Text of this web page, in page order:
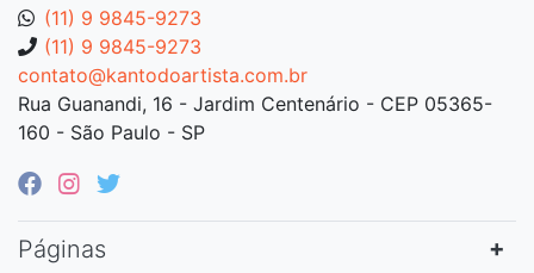
(11) 9 9845-9273
(11) 9 9845-9273
contato@kantodoartista.com.br
Rua Guanandi, 16 - Jardim Centenário - CEP 05365-
160 - São Paulo - SP
Páginas